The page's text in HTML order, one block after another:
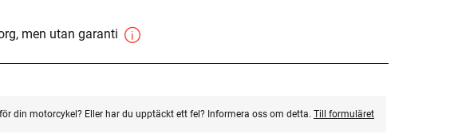
men utan garanti
din motorcykel? Eller har du upptäckt ett fel? Informera oss om detta. Till formuläret